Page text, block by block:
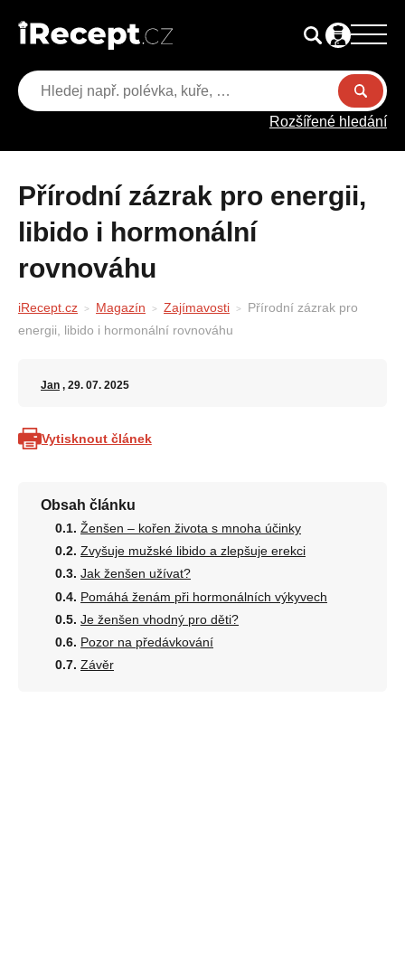
Rozšířené hledání
Přírodní zázrak pro energii,
libido i hormonální
rovnováhu
iRecept.cz Magazín Zajímavosti
Přírodní zázrak pro
energii, libido i hormonální rovnováhu
Jan , 29. 07. 2025
Vytisknout článek
Obsah článku
Ženšen – kořen života s mnoha účinky
Zvyšuje mužské libido a zlepšuje erekci
Jak ženšen užívat?
Pomáhá ženám při hormonálních výkyvech
Je ženšen vhodný pro děti?
Pozor na předávkování
Závěr